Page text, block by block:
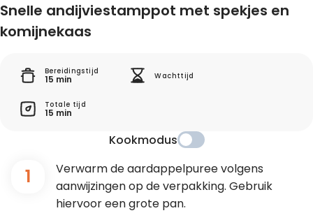
Snelle andijviestamppot met spekjes en
komijnekaas
Bereidingstijd
15 min Wachttijd
Totale tijd
15 min
Kookmodus
1
Verwarm de aardappelpuree volgens
aanwijzingen op de verpakking. Gebruik
hiervoor een grote pan.